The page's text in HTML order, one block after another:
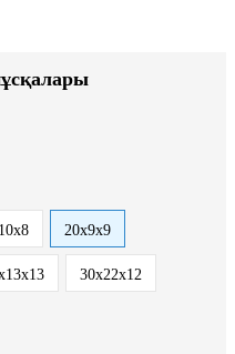
20x9x9
30х22х12